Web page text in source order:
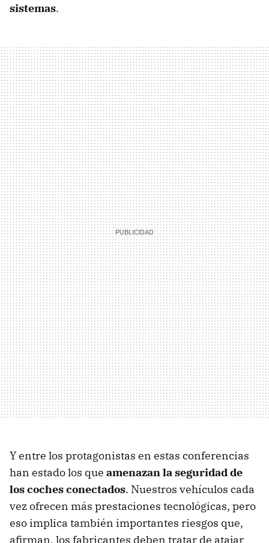
sistemas.
Y entre los protagonistas en estas conferencias
han estado los que amenazan la seguridad de
los coches conectados. Nuestros vehículos cada
vez ofrecen más prestaciones tecnológicas, pero
eso implica también importantes riesgos que,
afirman, los fabricantes deben tratar de atajar